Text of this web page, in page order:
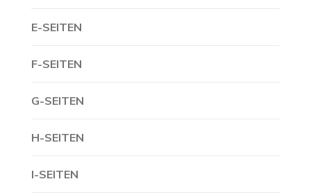
E-SEITEN
F-SEITEN
G-SEITEN
H-SEITEN
I-SEITEN